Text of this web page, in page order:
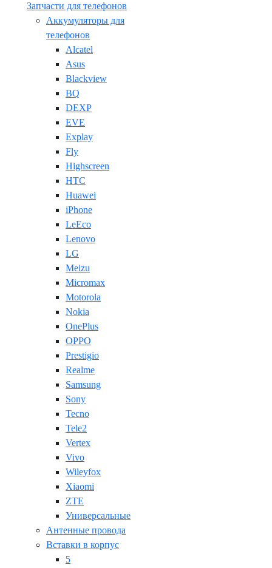
Запчасти для телефонов
Аккумуляторы для
телефонов
Alcatel
Asus
Blackview
BQ
DEXP
EVE
Explay
Fly
Highscreen
HTC
Huawei
iPhone
LeEco
Lenovo
LG
Meizu
Micromax
Motorola
Nokia
OnePlus
OPPO
Prestigio
Realme
Samsung
Sony
Tecno
Tele2
Vertex
Vivo
Wileyfox
Xiaomi
ZTE
Универсальные
Антенные провода
Вставки в корпус
5